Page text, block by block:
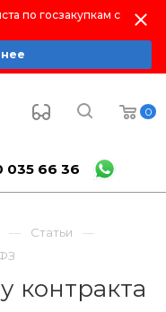
по госзакупкам с
0
035 66 36
Статьи
контракта